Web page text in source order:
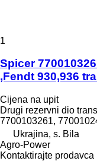
1
Spicer
,Fendt 930,936
Cijena na upit
Drugi rezervni dio
7700103261,
Ukrajina, s. Bila
Agro-Power
Kontaktirajte prodavca